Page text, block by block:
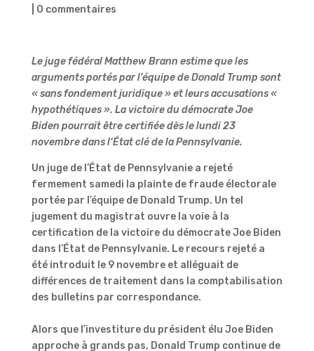
0 commentaires
Le juge fédéral Matthew Brann estime que les
arguments portés par l’équipe de Donald Trump sont
« sans fondement juridique » et leurs accusations «
hypothétiques ». La victoire du démocrate Joe
Biden pourrait être certifiée dès le lundi 23
novembre dans l’État clé de la Pennsylvanie.
Un juge de l’État de Pennsylvanie a rejeté
fermement samedi la plainte de fraude électorale
portée par l’équipe de Donald Trump. Un tel
jugement du magistrat ouvre la voie à la
certification de la victoire du démocrate Joe Biden
dans l’État de Pennsylvanie. Le recours rejeté a
été introduit le 9 novembre et alléguait de
différences de traitement dans la comptabilisation
des bulletins par correspondance.
Alors que l’investiture du président élu Joe Biden
approche à grands pas, Donald Trump continue de